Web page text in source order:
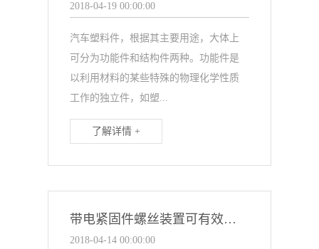
2018-04-19 00:00:00
汽车塑料件，根据其主要用途，大体上
可分为功能件和结构件两种。功能件是
以利用材料的某些特殊的物理化学性质
工作的独立件，如塑...
了解详情 +
带电紧固件螺丝装置可有效防止触电
2018-04-14 00:00:00